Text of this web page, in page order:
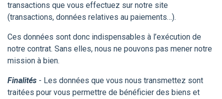
transactions que vous effectuez sur notre site
(transactions, données relatives au paiements…).
Ces données sont donc indispensables à l’exécution de
notre contrat. Sans elles, nous ne pouvons pas mener notre
mission à bien.
Finalités - Les données que vous nous transmettez sont
traitées pour vous permettre de bénéficier des biens et